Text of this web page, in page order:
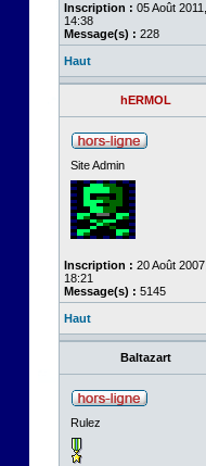
Inscription : 05 Août 2011,
14:38
Message(s) : 228
Haut
hERMOL
Site Admin
Inscription : 20 Août 2007,
18:21
Message(s) : 5145
Haut
Baltazart
Rulez